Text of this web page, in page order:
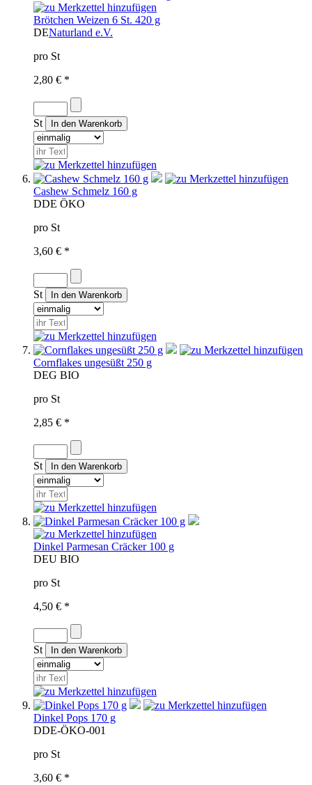
Brötchen Weizen 6 St. 420 g
DENaturland e.V.
pro St
2,80 € *
St
Cashew Schmelz 160 g
DDE ÖKO
pro St
3,60 € *
St
Cornflakes ungesüßt 250 g
DEG BIO
pro St
2,85 € *
St
Dinkel Parmesan Cräcker 100 g
DEU BIO
pro St
4,50 € *
St
Dinkel Pops 170 g
DDE-ÖKO-001
pro St
3,60 € *